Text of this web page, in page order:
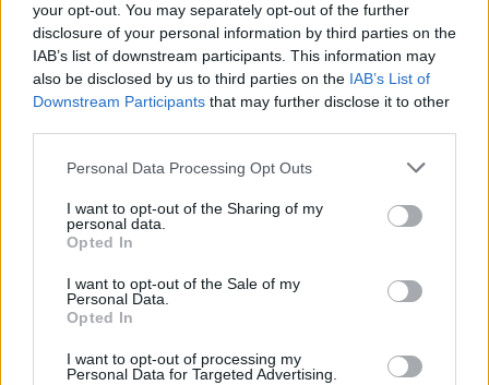
your opt-out. You may separately opt-out of the further
disclosure of your personal information by third parties on the
IAB’s list of downstream participants. This information may
also be disclosed by us to third parties on the IAB’s List of
Downstream Participants that may further disclose it to other
Personal Data Processing Opt Outs
I want to opt-out of the Sharing of my
personal data.
Opted In
I want to opt-out of the Sale of my
Personal Data.
Opted In
I want to opt-out of processing my
Personal Data for Targeted Advertising.
Lygtinis paleidimas
seksualiniams
nusikaltėliams: sistema
randa argumentų, aukos
– neapsaugotos(3)
Karybos ekspertai
Aurimas Navys ir
Mindaugas Sėjūnas: Kada